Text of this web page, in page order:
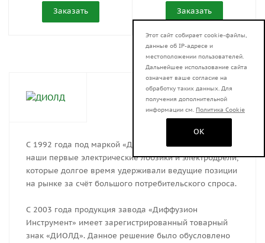
Заказать Заказать
С 1992 года под маркой «Диффузион» увидели свет
наши первые электрические лобзики и электродрели,
которые долгое время удерживали ведущие позиции
на рынке за счёт большого потребительского спроса.
С 2003 года продукция завода «Диффузион
Инструмент» имеет зарегистрированный товарный
знак «ДИОЛД». Данное решение было обусловлено
Этот сайт собирает cookie-файлы,
данные об IP-адресе и
местоположении пользователей.
Дальнейшее использование сайта
означает ваше согласие на
обработку таких данных. Для
получения дополнительной
информации см. Политика Cookie
OK